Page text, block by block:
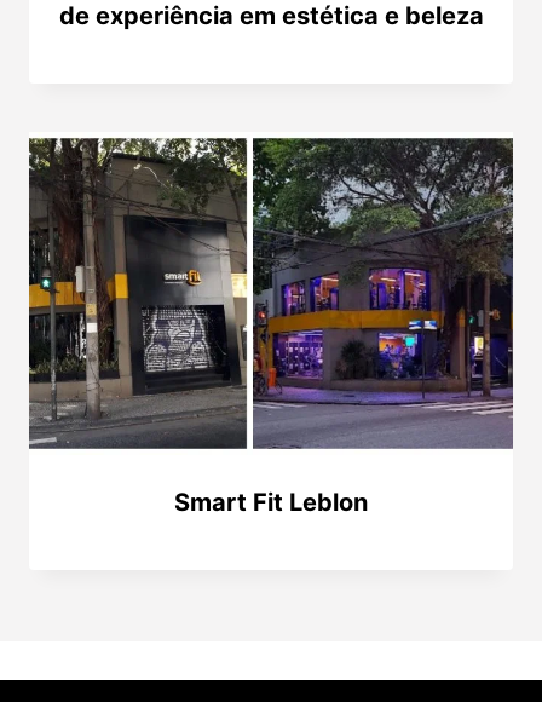
de experiência em estética e beleza
Smart Fit Leblon